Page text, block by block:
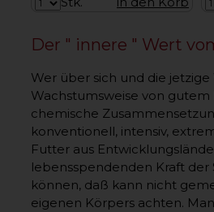
Der " innere " Wert
Wer über sich und die
Wachstumsweise von
chemische
konventionell, intensiv,
Futter aus
lebensspendenden Kraft
können, daß kann nicht
eigenen Körpers achten.